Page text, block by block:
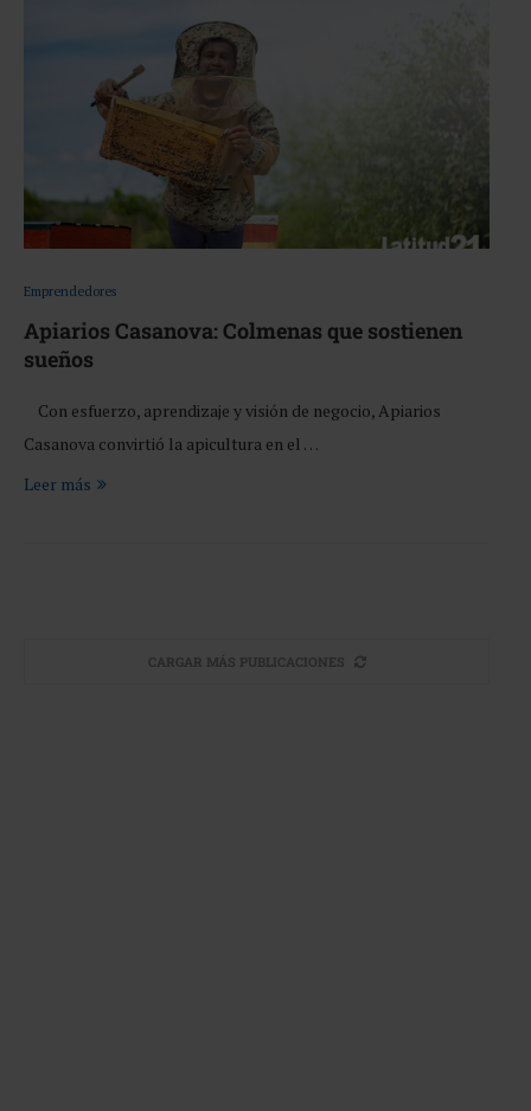
Emprendedores
Apiarios Casanova: Colmenas que sostienen
sueños
Con esfuerzo, aprendizaje y visión de negocio, Apiarios
Casanova convirtió la apicultura en el …
Leer más
CARGAR MÁS PUBLICACIONES